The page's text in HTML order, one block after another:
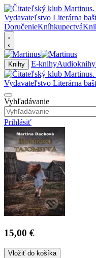
DoručenieKníhkupectvá
Knihy E-knihyAudioknihy
Vyhľadávanie
Prihlásiť
15,00 €
Vložiť do košíka